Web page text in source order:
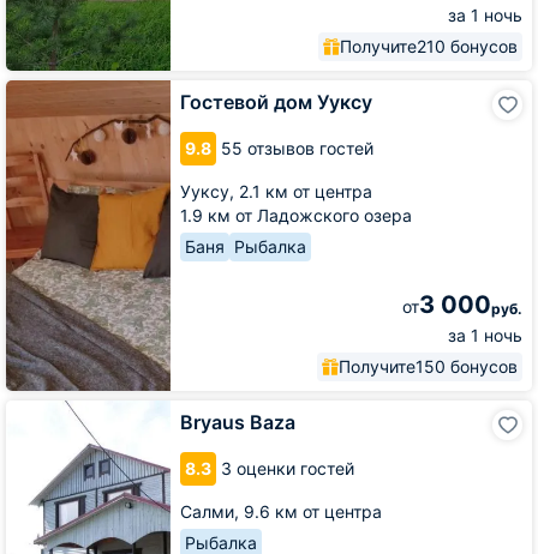
за 1 ночь
Получите210 бонусов
Гостевой дом Ууксу
9.8 55 отзывов гостей
Ууксу, 2.1 км от центра
1.9 км от Ладожского озера
Баня Рыбалка
от3 000руб.
за 1 ночь
Получите150 бонусов
Гостевой
Bryaus Baza
8.3 3 оценки гостей
Салми, 9.6 км от центра
Рыбалка